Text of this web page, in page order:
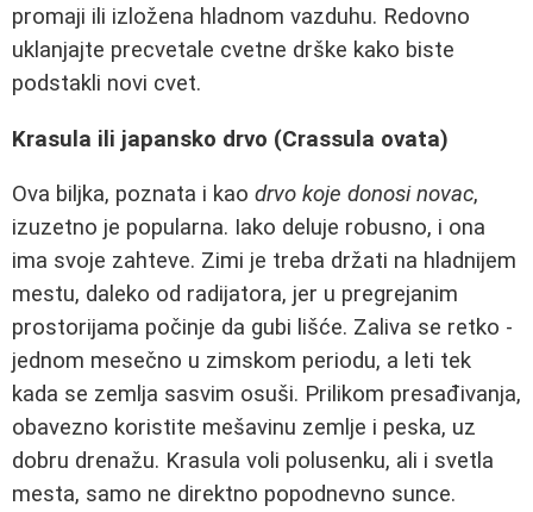
promaji ili izložena hladnom vazduhu. Redovno
uklanjajte precvetale cvetne drške kako biste
podstakli novi cvet.
Krasula ili japansko drvo (Crassula ovata)
Ova biljka, poznata i kao drvo koje donosi novac,
izuzetno je popularna. Iako deluje robusno, i ona
ima svoje zahteve. Zimi je treba držati na hladnijem
mestu, daleko od radijatora, jer u pregrejanim
prostorijama počinje da gubi lišće. Zaliva se retko -
jednom mesečno u zimskom periodu, a leti tek
kada se zemlja sasvim osuši. Prilikom presađivanja,
obavezno koristite mešavinu zemlje i peska, uz
dobru drenažu. Krasula voli polusenku, ali i svetla
mesta, samo ne direktno popodnevno sunce.